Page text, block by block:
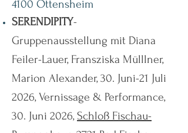
4100 Ottensheim
SERENDIPITY-
Gruppenausstellung mit Diana
Feiler-Lauer, Fransziska Mülllner,
Marion Alexander, 30. Juni-21 Juli
2026, Vernissage & Performance,
30. Juni 2026,Schloß Fischau-